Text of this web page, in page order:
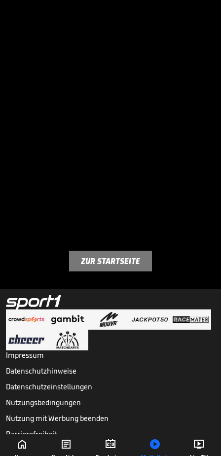
    
ZUR STARTSEITE
Impressum
Datenschutzhinweise
Datenschutzeinstellungen
Nutzungsbedingungen
Nutzung mit Werbung beenden
Barrierefreiheit
Copyright © Sport1 GmbH. Alle Rechte vorbehalten.